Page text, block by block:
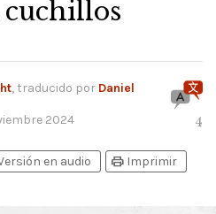
cuchillos
, traducido por Daniel
2024 4
en audio print Imprimir